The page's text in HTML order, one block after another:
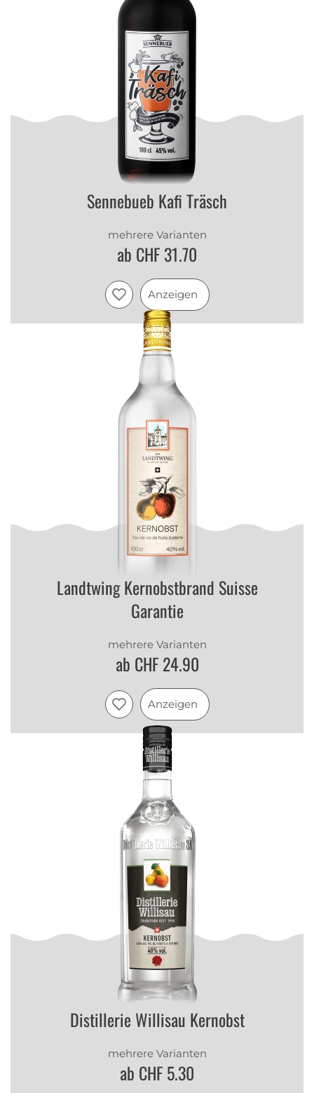
Sennebueb Kafi Träsch
mehrere Varianten
ab CHF 31.70
Anzeigen
Landtwing Kernobstbrand Suisse
Garantie
mehrere Varianten
ab CHF 24.90
Anzeigen
Distillerie Willisau Kernobst
mehrere Varianten
ab CHF 5.30